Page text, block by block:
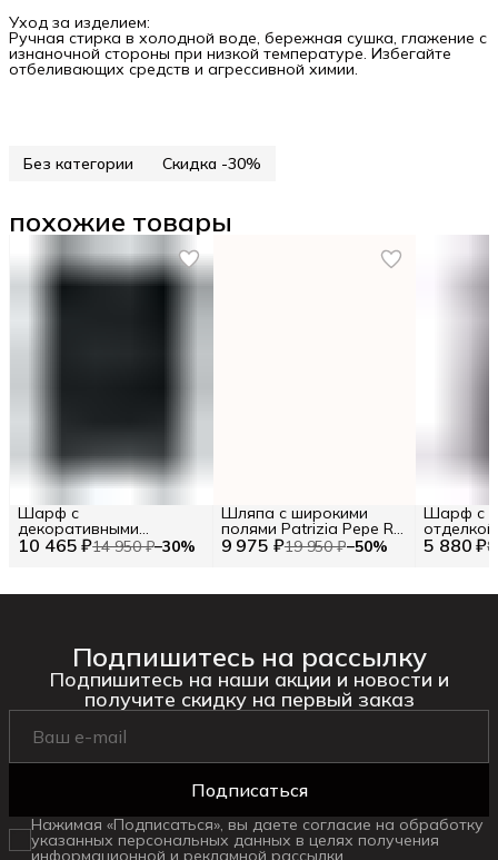
Уход за изделием:
Ручная стирка в холодной воде, бережная сушка, глажение с
изнаночной стороны при низкой температуре. Избегайте
отбеливающих средств и агрессивной химии.
Без категории Скидка -30%
похожие товары
10 465 ₽14 950 ₽−30%
Шарф с
декоративными
элементами TWINSET 9 975 ₽19 950 ₽−50%
Шляпа с широкими
полями Patrizia Pepe RU
uni / EU uni / uni 5 880 ₽
Шарф с
Подпишитесь на рассылку
Подпишитесь на наши акции и новости и
получите скидку на первый заказ
Подписаться
Нажимая «Подписаться», вы даете согласие на обработку
указанных персональных данных в целях получения
информационной и рекламной рассылки